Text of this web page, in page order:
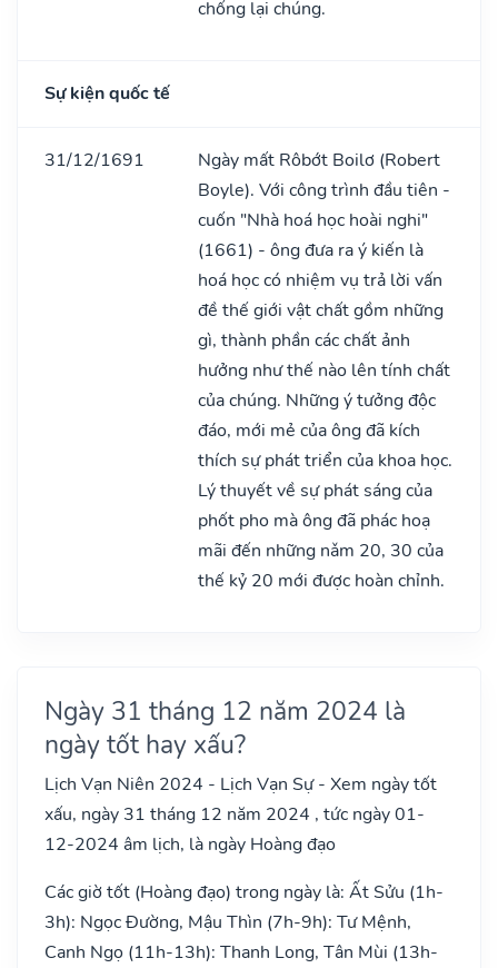
chống lại chúng.
Sự kiện quốc tế
31/12/1691
Ngày mất Rôbớt Boilơ (Robert
Boyle). Với công trình đầu tiên -
cuốn "Nhà hoá học hoài nghi"
(1661) - ông đưa ra ý kiến là
hoá học có nhiệm vụ trả lời vấn
đề thế giới vật chất gồm những
gì, thành phần các chất ảnh
hưởng như thế nào lên tính chất
của chúng. Những ý tưởng độc
đáo, mới mẻ của ông đã kích
thích sự phát triển của khoa học.
Lý thuyết về sự phát sáng của
phốt pho mà ông đã phác hoạ
mãi đến những nǎm 20, 30 của
thế kỷ 20 mới được hoàn chỉnh.
Ngày 31 tháng 12 năm 2024 là
ngày tốt hay xấu?
Lịch Vạn Niên 2024 - Lịch Vạn Sự - Xem ngày tốt
xấu, ngày 31 tháng 12 năm 2024 , tức ngày 01-
12-2024 âm lịch, là ngày Hoàng đạo
Các giờ tốt (Hoàng đạo) trong ngày là: Ất Sửu (1h-
3h): Ngọc Đường, Mậu Thìn (7h-9h): Tư Mệnh,
Canh Ngọ (11h-13h): Thanh Long, Tân Mùi (13h-